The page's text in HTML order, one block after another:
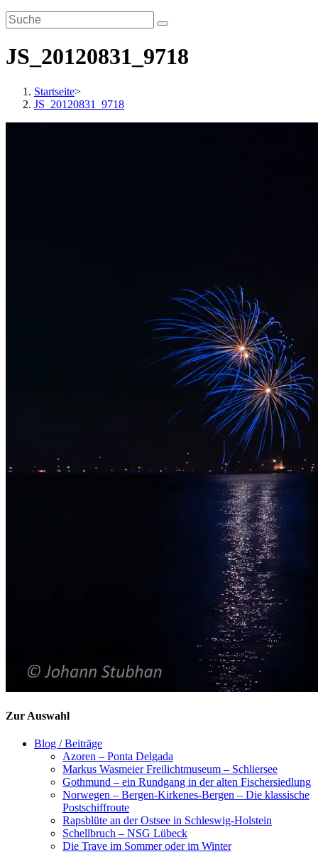
JS_20120831_9718
Startseite>
JS_20120831_9718
Zur Auswahl
Blog / Beiträge
Azoren – Ponta Delgada
Markus Wasmeier Freilichtmuseum – Schliersee
Gothmund – ein Rundgang in der alten Fischersiedlung
Norwegen – Bergen-Kirkenes-Bergen – Die klassische
Postschiffroute
Rapsblüte an der Ostsee in Schleswig-Holstein
Schellbruch – NSG Lübeck
Die Trave im Sommer oder im Winter